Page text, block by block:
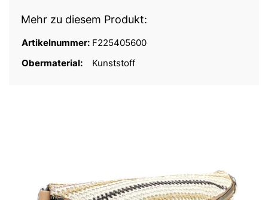
Mehr zu diesem Produkt:
Artikelnummer: F225405600
Obermaterial:
Kunststoff